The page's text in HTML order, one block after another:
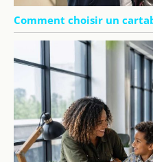
Comment choisir un